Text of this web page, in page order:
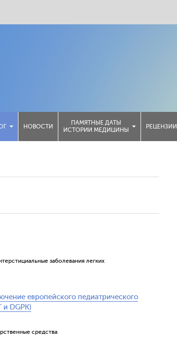
НОВОСТИ
ПАМЯТНЫЕ ДАТЫ
ИСТОРИИ МЕДИЦИНЫ
РЕЦЕНЗИИ
заболевания легких
европейского педиатрического
DGPK)
средства